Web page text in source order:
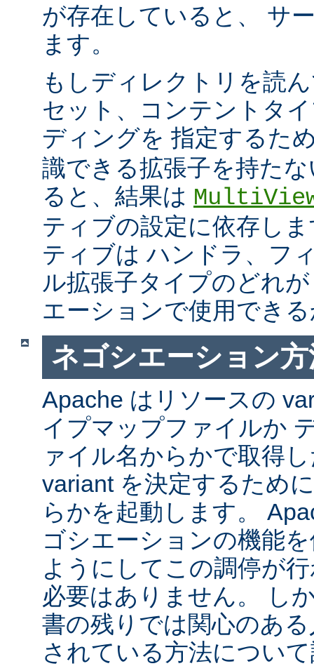
が存在していると、 サ
ます。
もしディレクトリを読
セット、コンテントタ
ディングを 指定するた
識できる拡張子を持た
ると、結果は
ティブの設定に依存し
ティブは ハンドラ、フ
ル拡張子タイプのどれ
エーションで使用でき
ネゴシエーション方
Apache はリソースの
イプマップファイルか
ァイル名からかで取得
variant を決定するため
らかを起動します。
ゴシエーションの機能
ようにしてこの調停が
必要はありません。 し
書の残りでは関心のあ
されている方法につい